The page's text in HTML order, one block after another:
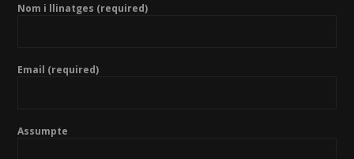
Nom i llinatges (required)
Email (required)
Assumpte